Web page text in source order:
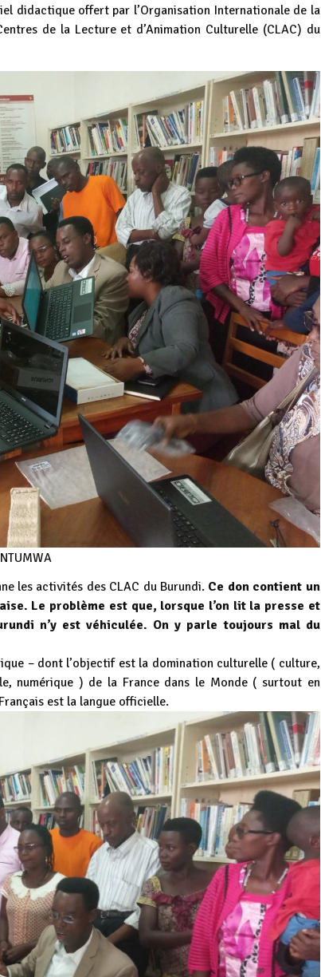
didactique offert par l’Organisation Internationale de la
de la Lecture et d’Animation Culturelle (CLAC) du
les activités des CLAC du Burundi. Ce don contient un
Le problème est que, lorsque l’on lit la presse et
n’y est véhiculée. On y parle toujours mal du
– dont l’objectif est la domination culturelle ( culture,
numérique ) de la France dans le Monde ( surtout en
est la langue officielle.